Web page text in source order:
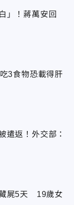
」！蔣萬安回
3食物恐載得肝
遣返！外交部：
屍5天 19歲女